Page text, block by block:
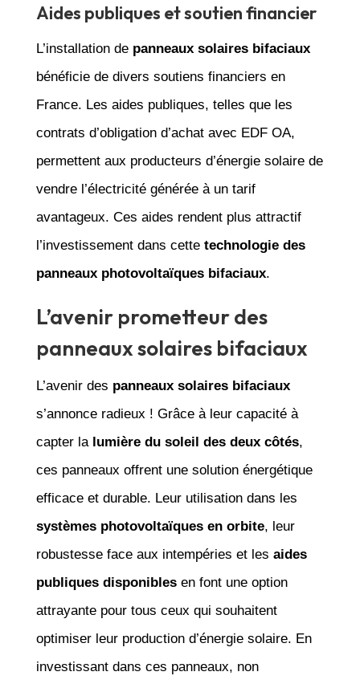
Aides publiques et soutien financier
L’installation de panneaux solaires bifaciaux
bénéficie de divers soutiens financiers en
France. Les aides publiques, telles que les
contrats d’obligation d’achat avec EDF OA,
permettent aux producteurs d’énergie solaire de
vendre l’électricité générée à un tarif
avantageux. Ces aides rendent plus attractif
l’investissement dans cette technologie des
panneaux photovoltaïques bifaciaux.
L’avenir prometteur des
panneaux solaires bifaciaux
L’avenir des panneaux solaires bifaciaux
s’annonce radieux ! Grâce à leur capacité à
capter la lumière du soleil des deux côtés,
ces panneaux offrent une solution énergétique
efficace et durable. Leur utilisation dans les
systèmes photovoltaïques en orbite, leur
robustesse face aux intempéries et les aides
publiques disponiblesen font une option
attrayante pour tous ceux qui souhaitent
optimiser leur production d’énergie solaire. En
investissant dans ces panneaux, non